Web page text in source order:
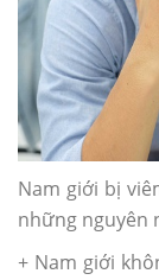
Nam giới bị
những nguyên
+ Nam giới